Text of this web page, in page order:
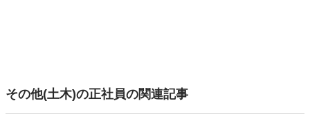
その他(土木)の正社員の関連記事